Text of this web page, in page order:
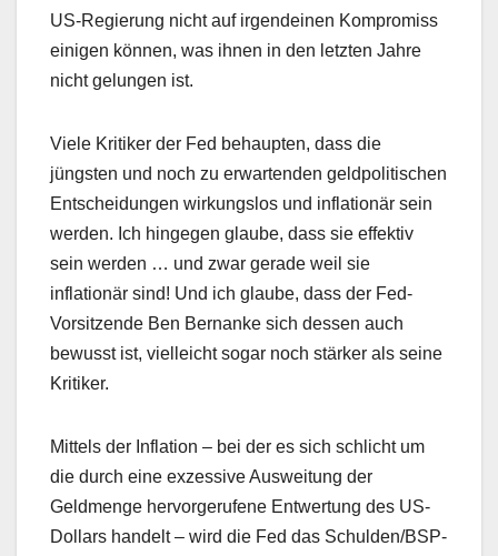
US-Regierung nicht auf irgendeinen Kompromiss
einigen können, was ihnen in den letzten Jahre
nicht gelungen ist.
Viele Kritiker der Fed behaupten, dass die
jüngsten und noch zu erwartenden geldpolitischen
Entscheidungen wirkungslos und inflationär sein
werden. Ich hingegen glaube, dass sie effektiv
sein werden … und zwar gerade weil sie
inflationär sind! Und ich glaube, dass der Fed-
Vorsitzende Ben Bernanke sich dessen auch
bewusst ist, vielleicht sogar noch stärker als seine
Kritiker.
Mittels der Inflation – bei der es sich schlicht um
die durch eine exzessive Ausweitung der
Geldmenge hervorgerufene Entwertung des US-
Dollars handelt – wird die Fed das Schulden/BSP-